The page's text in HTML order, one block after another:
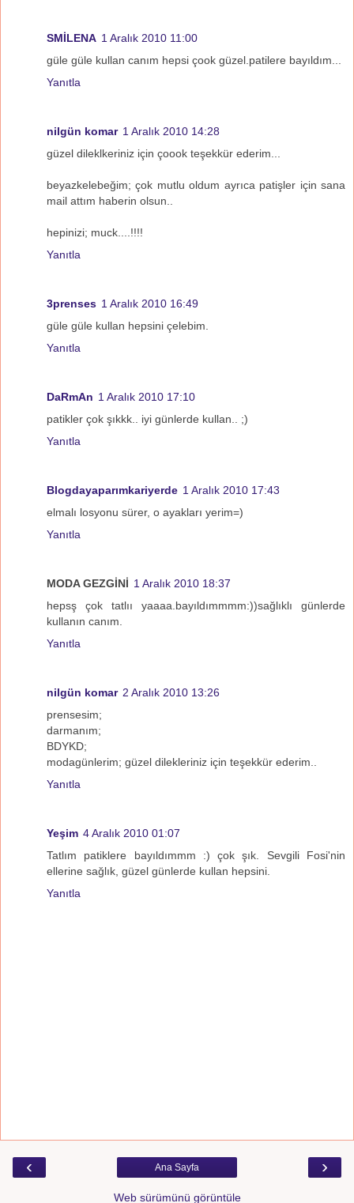
SMİLENA 1 Aralık 2010 11:00
güle güle kullan canım hepsi çook güzel.patilere bayıldım...
Yanıtla
nilgün komar 1 Aralık 2010 14:28
güzel dileklkeriniz için çoook teşekkür ederim...
beyazkelebeğim; çok mutlu oldum ayrıca patişler için sana
mail attım haberin olsun..
hepinizi; muck....!!!!
Yanıtla
3prenses 1 Aralık 2010 16:49
güle güle kullan hepsini çelebim.
Yanıtla
DaRmAn 1 Aralık 2010 17:10
patikler çok şıkkk.. iyi günlerde kullan.. ;)
Yanıtla
Blogdayaparımkariyerde 1 Aralık 2010 17:43
elmalı losyonu sürer, o ayakları yerim=)
Yanıtla
MODA GEZGİNİ 1 Aralık 2010 18:37
hepsş çok tatlıı yaaaa.bayıldımmmm:))sağlıklı günlerde
kullanın canım.
Yanıtla
nilgün komar 2 Aralık 2010 13:26
prensesim;
darmanım;
BDYKD;
modagünlerim; güzel dilekleriniz için teşekkür ederim..
Yanıtla
Yeşim 4 Aralık 2010 01:07
Tatlım patiklere bayıldımmm :) çok şık. Sevgili Fosi'nin
ellerine sağlık, güzel günlerde kullan hepsini.
Yanıtla
‹ ›
Ana Sayfa
Web sürümünü görüntüle